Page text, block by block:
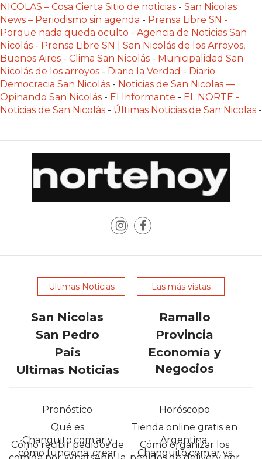
GASTRONÓMICOS
ELIGEN
CHANGUITO.COM.AR
PARA
RECIBIR
PEDIDOS
MEJOR
ONLINE
POR
WHATSAPP
POR
¿CUÁL
MEJOR
CREAR
TIENDA
NICOLAS – Cosa Cierta Sitio de noticias - San Nicolas
News – Periodismo sin agenda - Prensa Libre SN -
Porque nada queda oculto - Agencia de Noticias San
Nicolás - Prensa Libre SN | San Nicolás de los Arroyos,
Buenos Aires - Clima San Nicolás - Municipalidad San
Nicolás de los arroyos - Diario la Verdad - Diario
Democracia San Nicolás - Noticias de San Nicolas —
Opinando San Nicolás - El Informante - EL NORTE -
Noticias de San Nicolás - Últimas Noticias de San Nicolas -
Ultimas Noticias Las más vistas
San Nicolas
Ramallo
San Pedro
Provincia
Pais
Economía y
Negocios
Ultimas Noticias
Pronóstico
Horóscopo
Qué es
Changuito.com.ar y
cómo funciona: crear
Tienda online gratis en
Argentina:
Changuito.com.ar vs
Cómo recibir pedidos de
Cómo organizar los